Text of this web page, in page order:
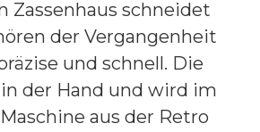
Zassenhaus schneidet
der Vergangenheit
und schnell. Die
der Hand und wird im
aus der Retro